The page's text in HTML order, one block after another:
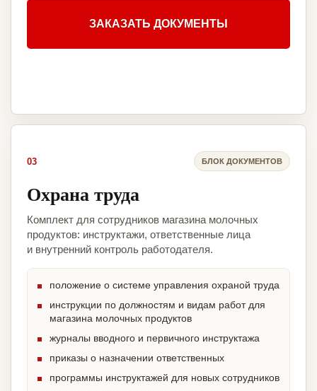
ЗАКАЗАТЬ ДОКУМЕНТЫ
03 БЛОК ДОКУМЕНТОВ
Охрана труда
Комплект для сотрудников магазина молочных
продуктов: инструктажи, ответственные лица
и внутренний контроль работодателя.
положение о системе управления охраной труда
инструкции по должностям и видам работ для
магазина молочных продуктов
журналы вводного и первичного инструктажа
приказы о назначении ответственных
программы инструктажей для новых сотрудников